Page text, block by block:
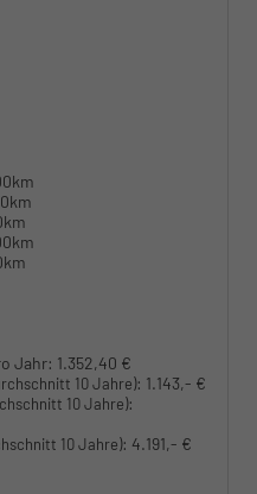
Jahr: 1.352,40 €
10 Jahre): 1.143,- €
10 Jahre):
10 Jahre): 4.191,- €